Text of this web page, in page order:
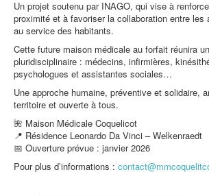
Un projet soutenu par INAGO, qui vise à
proximité et à favoriser la collaboration entre les
au service des habitants.
Cette future maison médicale au forfait réunira
pluridisciplinaire : médecins, infirmières,
psychologues et assistantes sociales…
Une approche humaine, préventive et solidaire,
territoire et ouverte à tous.
🌺 Maison Médicale Coquelicot
📍 Résidence Leonardo Da Vinci – Welkenraedt
📅 Ouverture prévue : janvier 2026
Pour plus d’informations :